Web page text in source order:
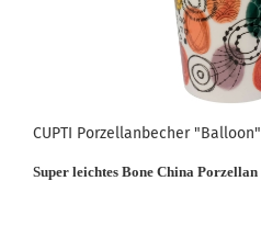
CUPTI Porzellanbecher "Balloon"
Super leichtes Bone China Porzellan